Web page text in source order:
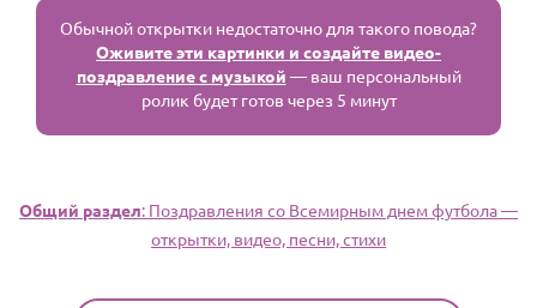
Обычной открытки недостаточно для такого повода?
Оживите эти картинки и создайте видео-
поздравление с музыкой — ваш персональный
ролик будет готов через 5 минут
Общий раздел: Поздравления со Всемирным днем футбола —
открытки, видео, песни, стихи